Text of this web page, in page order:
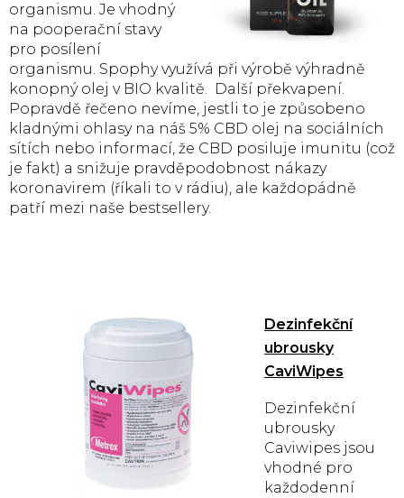
organismu. Je vhodný
na pooperační stavy
pro posílení
organismu. Spophy využívá při výrobě výhradně
konopný olej v BIO kvalitě. Další překvapení.
Popravdě řečeno nevíme, jestli to je způsobeno
kladnými ohlasy na náš 5% CBD olej na sociálních
sítích nebo informací, že CBD posiluje imunitu (což
je fakt) a snižuje pravděpodobnost nákazy
koronavirem (říkali to v rádiu), ale každopádně
patří mezi naše bestsellery.
Dezinfekční
ubrousky
CaviWipes
Dezinfekční
ubrousky
Caviwipes jsou
vhodné pro
každodenní